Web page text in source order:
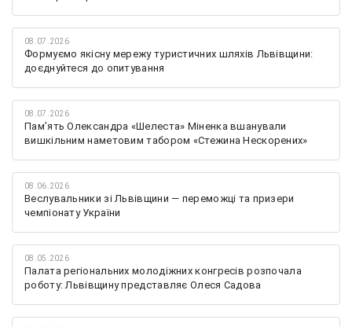
08.07.2026
Формуємо якісну мережу туристичних шляхів Львівщини:
доєднуйтеся до опитування
08.07.2026
Памʼять Олександра «Шелеста» Міненка вшанували
вишкільним наметовим табором «Стежина Нескорених»
08.06.2026
Веслувальники зі Львівщини — переможці та призери
чемпіонату України
08.05.2026
Палата регіональних молодіжних конгресів розпочала
роботу: Львівщину представляє Олеся Садова